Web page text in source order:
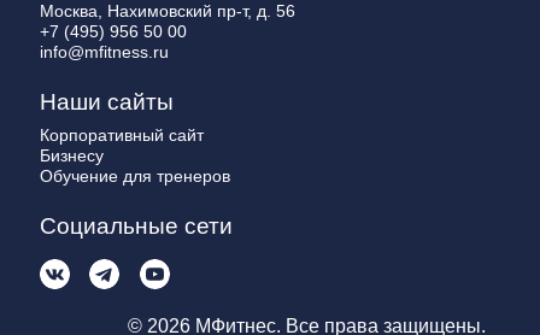
Москва, Нахимовский пр-т, д. 56
+7 (495) 956 50 00
info@mfitness.ru
Наши сайты
Корпоративный сайт
Бизнесу
Обучение для тренеров
Социальные сети
© 2026 МФитнес. Все права защищены.